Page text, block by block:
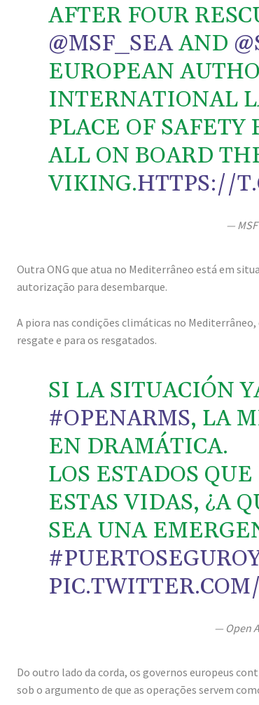
AFTER FOUR
@MSF_SEAAND
EUROPEAN
INTERNATIONAL
PLACE OF
ALL ON BOARD
VIKING.HTTPS://
—
Outra ONG que atua no Mediterrâneo está em
autorização para desembarque.
A piora nas condições climáticas no
resgate e para os resgatados.
SI LA SITUACIÓN
#OPENARMS, LA
EN DRAMÁTICA.
LOS ESTADOS
ESTAS VIDAS, ¿A
SEA UNA
— Open
Do outro lado da corda, os governos europeus
sob o argumento de que as operações servem